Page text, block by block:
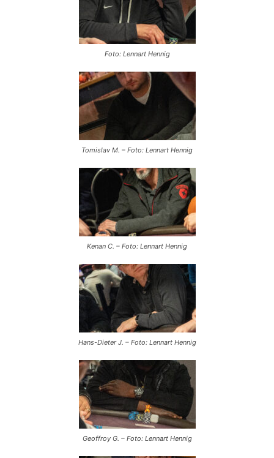
Foto: Lennart Hennig
Tomislav M. – Foto: Lennart Hennig
Kenan C. – Foto: Lennart Hennig
Hans-Dieter J. – Foto: Lennart Hennig
Geoffroy G. – Foto: Lennart Hennig